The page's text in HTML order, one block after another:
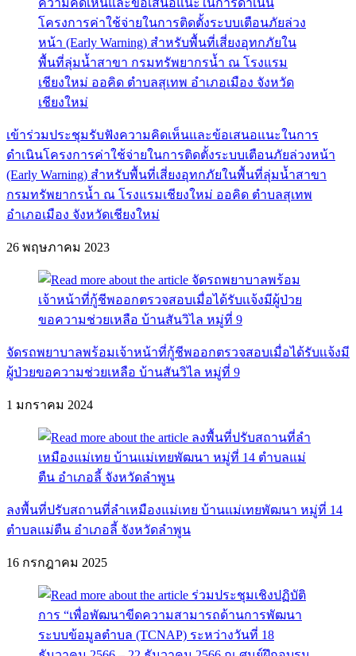
เข้าร่วมประชุมรับฟังความคิดเห็นและข้อเสนอแนะในการ
ดำเนินโครงการค่าใช้จ่ายในการติดตั้งระบบเตือนภัยล่วงหน้า
(Early Warning) สำหรับพื้นที่เสี่ยงอุทกภัยในพื้นที่ลุ่มน้ำสาขา
กรมทรัพยากรน้ำ ณ โรงแรมเชียงใหม่ ออคิด ตำบลสุเทพ
อำเภอเมือง จังหวัดเชียงใหม่
26 พฤษภาคม 2023
จัดรถพยาบาลพร้อมเจ้าหน้าที่กู้ชีพออกตรวจสอบเมื่อได้รับเเจ้งมี
ผู้ป่วยขอความช่วยเหลือ บ้านสันวิไล หมู่ที่ 9
1 มกราคม 2024
ลงพื้นที่ปรับสถานที่ลำเหมืองแม่เทย บ้านแม่เทยพัฒนา หมู่ที่ 14
ตำบลแม่ตืน อำเภอลี้ จังหวัดลำพูน
16 กรกฎาคม 2025